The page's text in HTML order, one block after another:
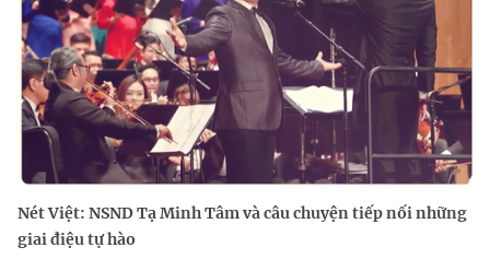
Nét Việt: NSND Tạ Minh Tâm và câu chuyện tiếp nối những
giai điệu tự hào